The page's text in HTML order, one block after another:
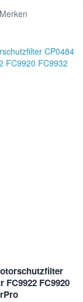
Merken
FC9922 FC9920